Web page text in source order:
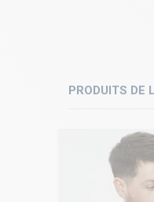
PRODUITS DE